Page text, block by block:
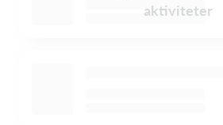
aktiviteter